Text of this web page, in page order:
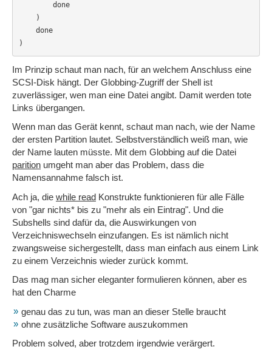
done
)
done
)
Im Prinzip schaut man nach, für an welchem Anschluss eine
SCSI-Disk hängt. Der Globbing-Zugriff der Shell ist
zuverlässiger, wen man eine Datei angibt. Damit werden tote
Links übergangen.
Wenn man das Gerät kennt, schaut man nach, wie der Name
der ersten Partition lautet. Selbstverständlich weiß man, wie
der Name lauten müsste. Mit dem Globbing auf die Datei
parition umgeht man aber das Problem, dass die
Namensannahme falsch ist.
Ach ja, die while read Konstrukte funktionieren für alle Fälle
von "gar nichts* bis zu "mehr als ein Eintrag". Und die
Subshells sind dafür da, die Auswirkungen von
Verzeichniswechseln einzufangen. Es ist nämlich nicht
zwangsweise sichergestellt, dass man einfach aus einem Link
zu einem Verzeichnis wieder zurück kommt.
Das mag man sicher eleganter formulieren können, aber es
hat den Charme
genau das zu tun, was man an dieser Stelle braucht
ohne zusätzliche Software auszukommen
Problem solved, aber trotzdem irgendwie verärgert.